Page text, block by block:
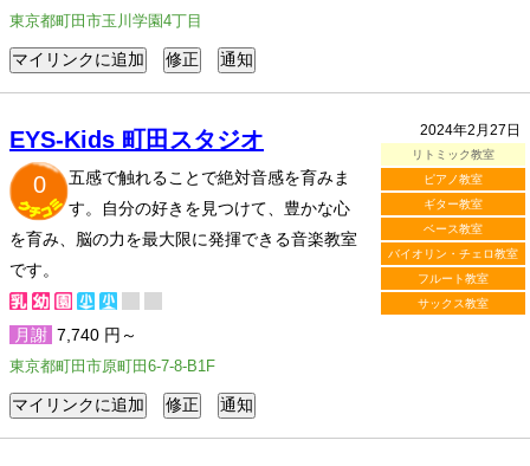
東京都町田市玉川学園4丁目
2024年2月27日
リトミック教室
ピアノ教室
ギター教室
ベース教室
バイオリン・チェロ教室
フルート教室
サックス教室
EYS-Kids 町田スタジオ
0
五感で触れることで絶対音感を育みま
す。自分の好きを見つけて、豊かな心
を育み、脳の力を最大限に発揮できる音楽教室
です。
月謝 7,740 円～
東京都町田市原町田6-7-8-B1F